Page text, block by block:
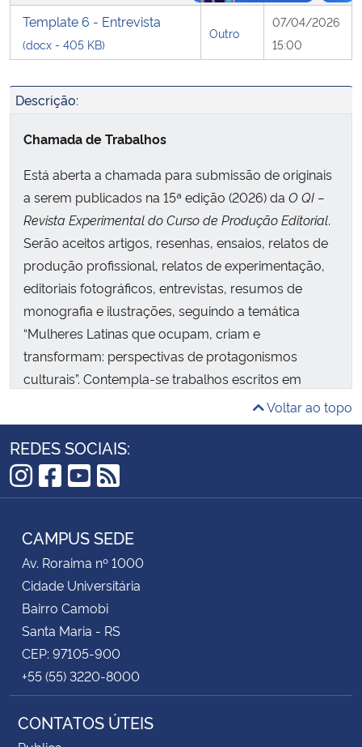
Template 6 - Entrevista
(docx - 405 KB)
Outro
07/04/2026
15:00
Descrição:
Chamada de Trabalhos
Está aberta a chamada para submissão de originais
a serem publicados na 15ª edição (2026) da O QI –
Revista Experimental do Curso de Produção Editorial.
Serão aceitos artigos, resenhas, ensaios, relatos de
produção profissional, relatos de experimentação,
editoriais fotográficos, entrevistas, resumos de
monografia e ilustrações, seguindo a temática
“Mulheres Latinas que ocupam, criam e
transformam: perspectivas de protagonismos
culturais”. Contempla-se trabalhos escritos em
2026.
Voltar ao topo
REDES SOCIAIS:
Instagram
Facebook
YouTube
RSS
CAMPUS SEDE
Av. Roraima nº 1000
Cidade Universitária
Bairro Camobi
Santa Maria - RS
CEP: 97105-900
+55 (55) 3220-8000
CONTATOS ÚTEIS